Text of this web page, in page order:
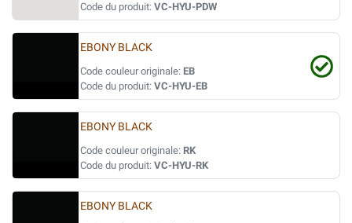
Code du produit: VC-HYU-PDW
EBONY BLACK
Code couleur originale: EB
Code du produit: VC-HYU-EB
EBONY BLACK
Code couleur originale: RK
Code du produit: VC-HYU-RK
EBONY BLACK